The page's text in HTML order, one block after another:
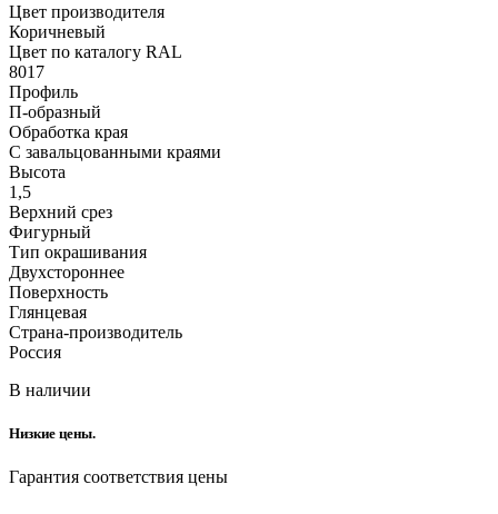
Цвет производителя
Коричневый
Цвет по каталогу RAL
8017
Профиль
П-образный
Обработка края
С завальцованными краями
Высота
1,5
Верхний срез
Фигурный
Тип окрашивания
Двухстороннее
Поверхность
Глянцевая
Страна-производитель
Россия
В наличии
Низкие цены.
Гарантия соответствия цены